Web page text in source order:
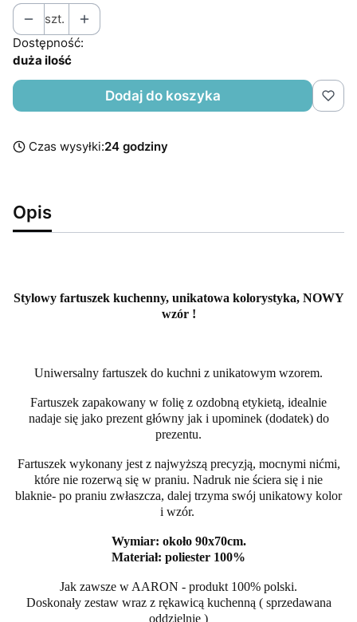
szt.
Dostępność:
duża ilość
Dodaj do koszyka
Czas wysyłki:24 godziny
Opis
Stylowy fartuszek kuchenny, unikatowa kolorystyka, NOWY
wzór !
Uniwersalny fartuszek do kuchni z unikatowym wzorem.
Fartuszek zapakowany w folię z ozdobną etykietą, idealnie
nadaje się jako prezent główny jak i upominek (dodatek) do
prezentu.
Fartuszek wykonany jest z najwyższą precyzją, mocnymi nićmi,
które nie rozerwą się w praniu. Nadruk nie ściera się i nie
blaknie- po praniu zwłaszcza, dalej trzyma swój unikatowy kolor
i wzór.
Wymiar: około 90x70cm.
Materiał: poliester 100%
Jak zawsze w AARON - produkt 100% polski.
Doskonały zestaw wraz z rękawicą kuchenną ( sprzedawana
oddzielnie )